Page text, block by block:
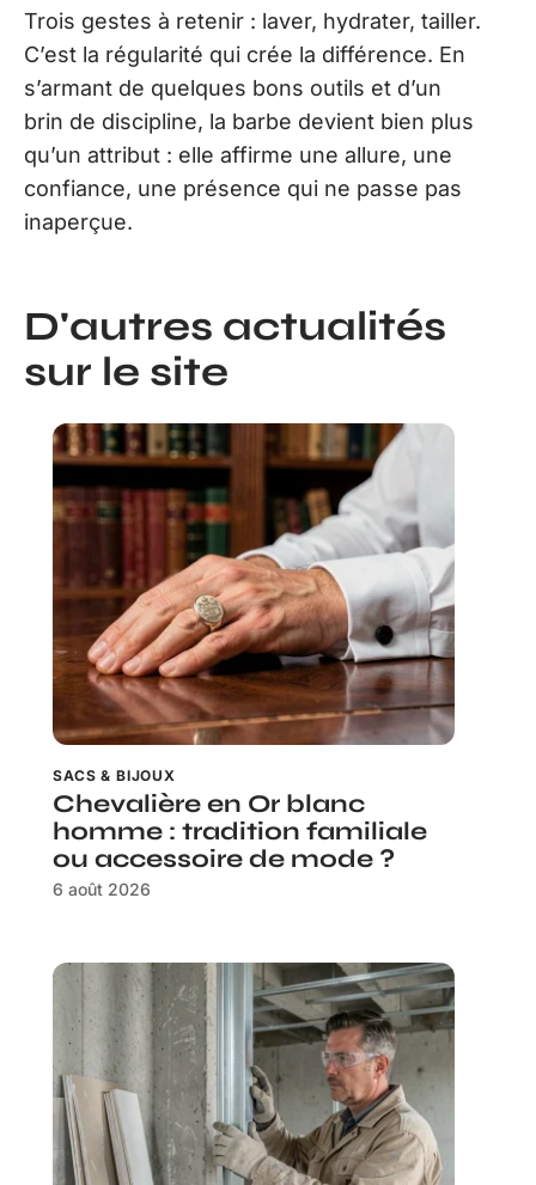
Trois gestes à retenir : laver, hydrater, tailler.
C’est la régularité qui crée la différence. En
s’armant de quelques bons outils et d’un
brin de discipline, la barbe devient bien plus
qu’un attribut : elle affirme une allure, une
confiance, une présence qui ne passe pas
inaperçue.
D'autres actualités
sur le site
SACS & BIJOUX
Chevalière en Or blanc
homme : tradition familiale
ou accessoire de mode ?
6 août 2026